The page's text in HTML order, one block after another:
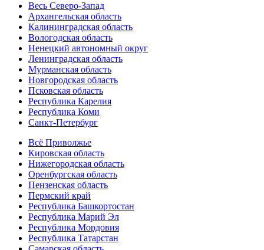
Весь Северо-Запад
Архангельская область
Калининградская область
Вологодская область
Ненецкий автономный округ
Ленинградская область
Мурманская область
Новгородская область
Псковская область
Республика Карелия
Республика Коми
Санкт-Петербург
Всё Приволжье
Кировская область
Нижегородская область
Оренбургская область
Пензенская область
Пермский край
Республика Башкортостан
Республика Марий Эл
Республика Мордовия
Республика Татарстан